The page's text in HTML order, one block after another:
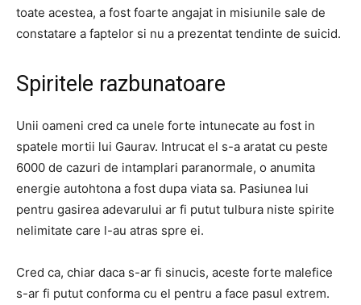
toate acestea, a fost foarte angajat in misiunile sale de
constatare a faptelor si nu a prezentat tendinte de suicid.
Spiritele razbunatoare
Unii oameni cred ca unele forte intunecate au fost in
spatele mortii lui Gaurav. Intrucat el s-a aratat cu peste
6000 de cazuri de intamplari paranormale, o anumita
energie autohtona a fost dupa viata sa. Pasiunea lui
pentru gasirea adevarului ar fi putut tulbura niste spirite
nelimitate care l-au atras spre ei.
Cred ca, chiar daca s-ar fi sinucis, aceste forte malefice
s-ar fi putut conforma cu el pentru a face pasul extrem.